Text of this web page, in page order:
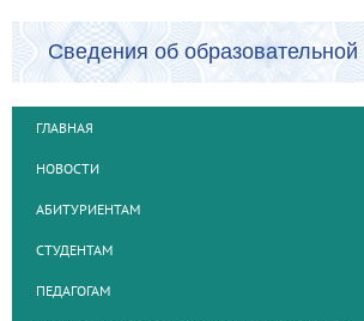
Сведения об образовательной
ГЛАВНАЯ
НОВОСТИ
АБИТУРИЕНТАМ
СТУДЕНТАМ
ПЕДАГОГАМ